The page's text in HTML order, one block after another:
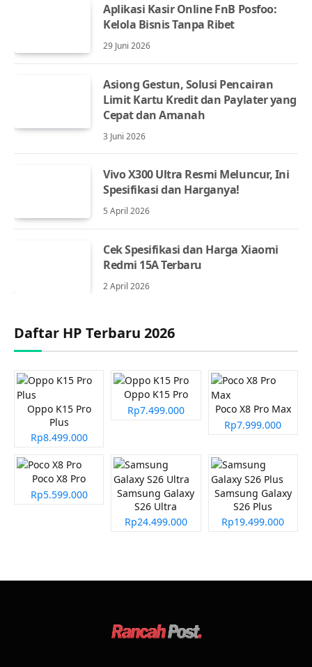
Aplikasi Kasir Online FnB Posfoo:
Kelola Bisnis Tanpa Ribet
29 Juni 2026
Asiong Gestun, Solusi Pencairan
Limit Kartu Kredit dan Paylater yang
Cepat dan Amanah
3 Juni 2026
Vivo X300 Ultra Resmi Meluncur, Ini
Spesifikasi dan Harganya!
5 April 2026
Cek Spesifikasi dan Harga Xiaomi
Redmi 15A Terbaru
2 April 2026
Daftar HP Terbaru 2026
Oppo K15 Pro
Plus
Rp8.499.000
Oppo K15 Pro
Rp7.499.000
Poco X8 Pro Max
Rp7.999.000
Poco X8 Pro
Rp5.599.000
Samsung Galaxy
S26 Ultra
Rp24.499.000
Samsung Galaxy
S26 Plus
Rp19.499.000